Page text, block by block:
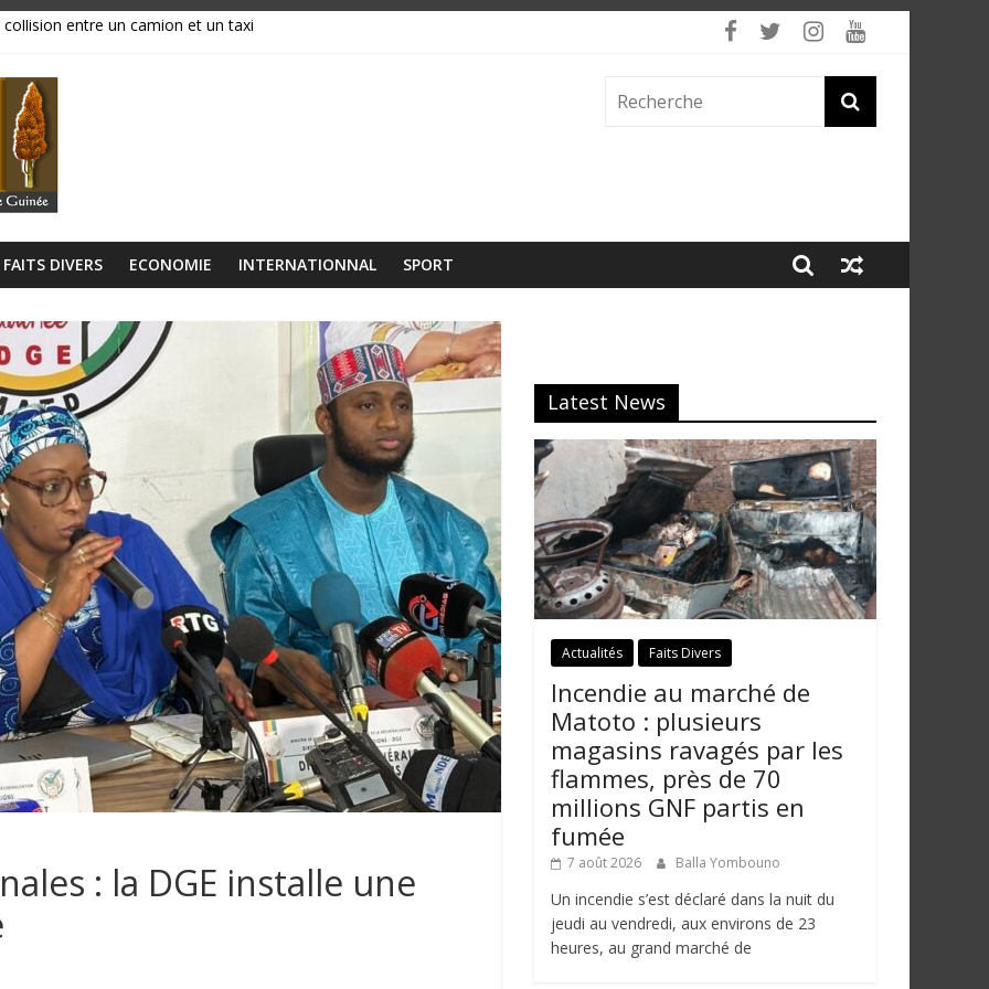
entre un camion et un taxi
de grève
ses institutions fonctionnent »
découvert à quelques mètres de la grande mosquée
FAITS DIVERS ECONOMIE INTERNATIONNAL SPORT
: la DGE installe une
Latest News
Actualités Faits Divers
Incendie au marché de
Matoto : plusieurs
magasins ravagés par les
flammes, près de 70
millions GNF partis en
fumée
7 août 2026 Balla Yombouno
Un incendie s’est déclaré dans la nuit du
jeudi au vendredi, aux environs de 23
heures, au grand marché de